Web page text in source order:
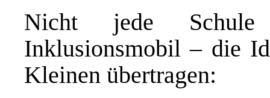
Nicht jede
Inklusionsmobil – die
Kleinen übertragen: